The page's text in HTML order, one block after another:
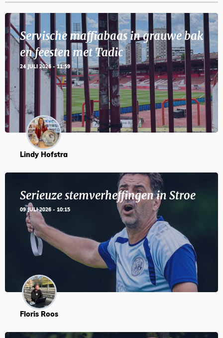
Servische maffiabaas in grauwe bak
en feesten met Tadic
24 JULI 2026 - 11:59
Lindy Hofstra
Serieuze stemverheffingen in Stroe
09 JULI 2026 - 10:15
Floris Roos